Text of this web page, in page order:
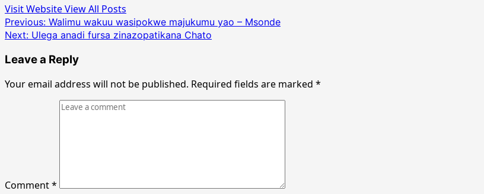
Visit WebsiteView All Posts
Post
navigation
Previous: Walimu wakuu wasipokwe majukumu yao – Msonde
Next: Ulega anadi fursa zinazopatikana Chato
Leave a Reply
Your email address will not be published. Required fields are marked *
Comment*